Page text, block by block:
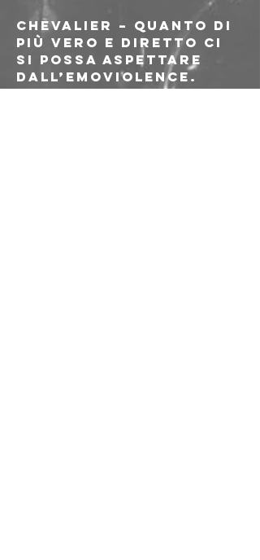
Chevalier – quanto di
più vero e diretto ci
si possa aspettare
dall’emoviolence.